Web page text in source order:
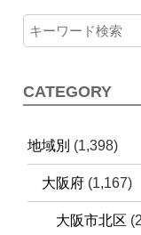
CATEGORY
地域別 (1,398)
大阪府 (1,167)
大阪市北区